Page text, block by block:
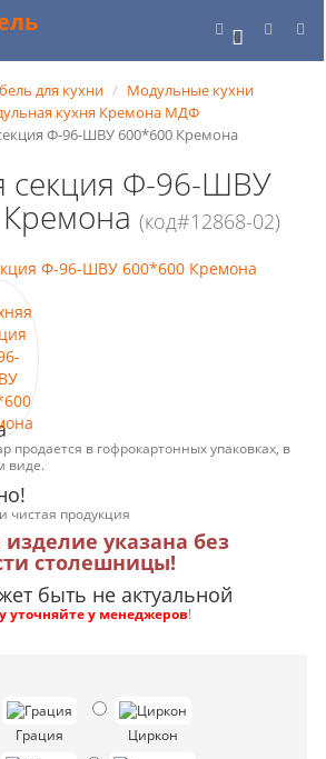
0
для кухни
Модульные кухни
кухня Кремона МДФ
Ф-96-ШВУ 600*600 Кремона
секция Ф-96-ШВУ
(код#12868-02)
продается в гофрокартонных упаковках, в
виде.
чистая продукция
указана без
столешницы!
быть не актуальной
уточняйте у менеджеров!
Грация Циркон